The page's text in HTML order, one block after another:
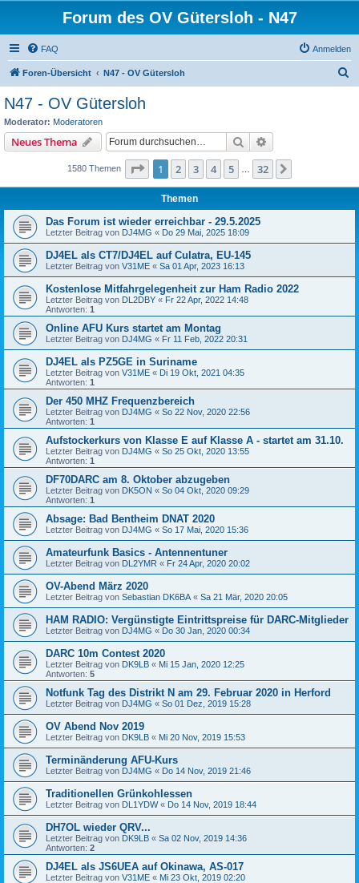
Forum des OV Gütersloh - N47
FAQ Anmelden
Foren-Übersicht N47 - OV Gütersloh
N47 - OV Gütersloh
Moderator: Moderatoren
Neues Thema Suche
1580 Themen Seite 1von 32
1 2 3 4 5 32
Themen
Das Forum ist wieder erreichbar - 29.5.2025
Letzter Beitrag von DJ4MG « Do 29 Mai, 2025 18:09
DJ4EL als CT7/DJ4EL auf Culatra, EU-145
Letzter Beitrag von V31ME « Sa 01 Apr, 2023 16:13
Kostenlose Mitfahrgelegenheit zur Ham Radio 2022
Letzter Beitrag von DL2DBY « Fr 22 Apr, 2022 14:48
Antworten: 1
Online AFU Kurs startet am Montag
Letzter Beitrag von DJ4MG « Fr 11 Feb, 2022 20:31
DJ4EL als PZ5GE in Suriname
Letzter Beitrag von V31ME « Di 19 Okt, 2021 04:35
Antworten: 1
Der 450 MHZ Frequenzbereich
Letzter Beitrag von DJ4MG « So 22 Nov, 2020 22:56
Antworten: 1
Aufstockerkurs von Klasse E auf Klasse A - startet am 31.10.
Letzter Beitrag von DJ4MG « So 25 Okt, 2020 13:55
Antworten: 1
DF70DARC am 8. Oktober abzugeben
Letzter Beitrag von DK5ON « So 04 Okt, 2020 09:29
Antworten: 1
Absage: Bad Bentheim DNAT 2020
Letzter Beitrag von DJ4MG « So 17 Mai, 2020 15:36
Amateurfunk Basics - Antennentuner
Letzter Beitrag von DL2YMR « Fr 24 Apr, 2020 20:02
OV-Abend März 2020
Letzter Beitrag von Sebastian DK6BA « Sa 21 Mär, 2020 20:05
HAM RADIO: Vergünstigte Eintrittspreise für DARC-Mitglieder
Letzter Beitrag von DJ4MG « Do 30 Jan, 2020 00:34
DARC 10m Contest 2020
Letzter Beitrag von DK9LB « Mi 15 Jan, 2020 12:25
Antworten: 5
Notfunk Tag des Distrikt N am 29. Februar 2020 in Herford
Letzter Beitrag von DJ4MG « So 01 Dez, 2019 15:28
OV Abend Nov 2019
Letzter Beitrag von DK9LB « Mi 20 Nov, 2019 15:53
Terminänderung AFU-Kurs
Letzter Beitrag von DJ4MG « Do 14 Nov, 2019 21:46
Traditionellen Grünkohlessen
Letzter Beitrag von DL1YDW« Do 14 Nov, 2019 18:44
DH7OL wieder QRV...
Letzter Beitrag von DK9LB « Sa 02 Nov, 2019 14:36
Antworten: 2
DJ4EL als JS6UEA auf Okinawa, AS-017
Letzter Beitrag von V31ME « Mi 23 Okt, 2019 02:20